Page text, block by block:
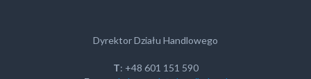
Dyrektor Działu Handlowego
T: +48 601 151 590